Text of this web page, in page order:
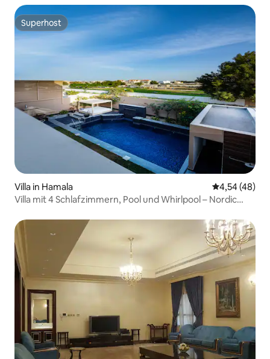
Superhost
Superhost
Villa in Hamala
4,54 (48)
Villa mit 4 Schlafzimmern, Pool und Whirlpool – Nordic